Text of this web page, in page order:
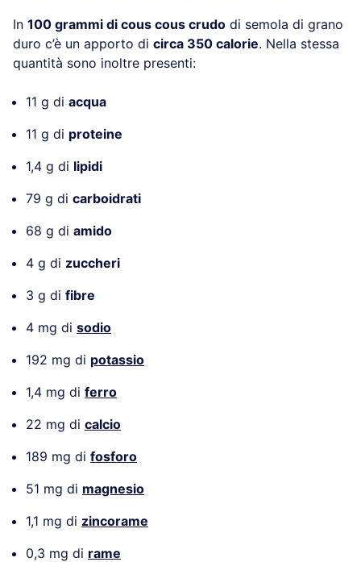
In 100 grammi di cous cous crudo di semola di grano
duro c’è un apporto di circa 350 calorie. Nella stessa
quantità sono inoltre presenti:
11 g di acqua
11 g di proteine
1,4 g di lipidi
79 g di carboidrati
68 g di amido
4 g di zuccheri
3 g di fibre
4 mg di sodio
192 mg di potassio
1,4 mg di ferro
22 mg di calcio
189 mg di fosforo
51 mg di magnesio
1,1 mg di zincorame
0,3 mg di rame